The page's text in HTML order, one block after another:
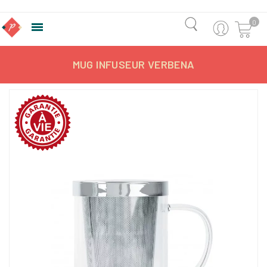
 0
MUG INFUSEUR VERBENA